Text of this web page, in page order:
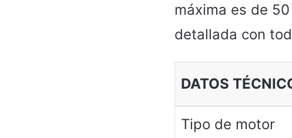
máxima es de
detallada con
DATOS
Tipo de motor